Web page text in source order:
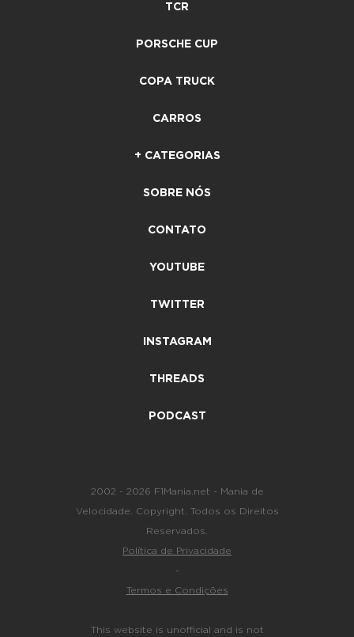
TCR
PORSCHE CUP
COPA TRUCK
CARROS
+ CATEGORIAS
SOBRE NÓS
CONTATO
YOUTUBE
TWITTER
INSTAGRAM
THREADS
PODCAST
2002 - 2026 F1Mania.net - Mania de
Velocidade. Copyright. Todos os Direitos
Reservados.
Política de Privacidade
-
Termos e Condições
This website is unofficial and is not